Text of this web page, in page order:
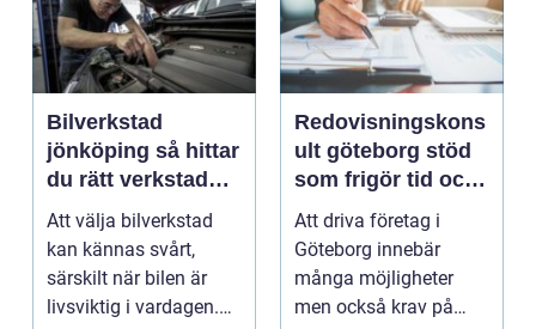
Bilverkstad
jönköping så hittar
du rätt verkstad
för din bil
Att välja bilverkstad
kan kännas svårt,
särskilt när bilen är
livsviktig i vardagen.
Redovisningskons
ult göteborg stöd
som frigör tid och
skapar kontroll
Att driva företag i
Göteborg innebär
många möjligheter
men också krav på